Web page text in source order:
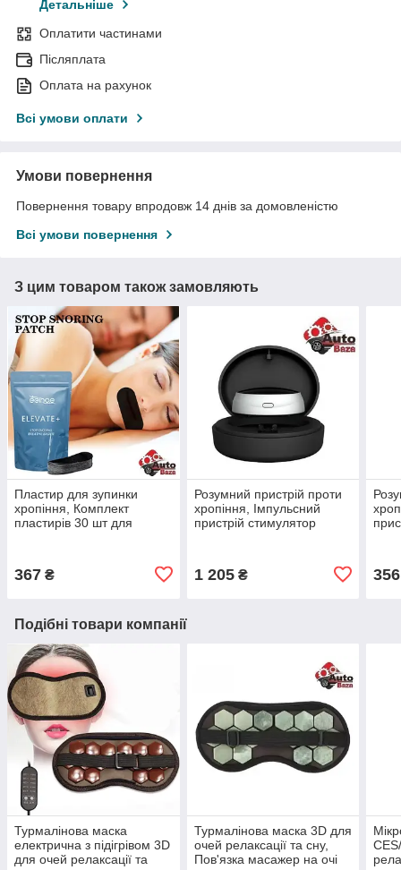
Детальніше
Оплатити частинами
Післяплата
Оплата на рахунок
Всі умови оплати
Умови повернення
Повернення товару впродовж 14 днів за домовленістю
Всі умови повернення
З цим товаром також замовляють
Пластир для зупинки
хропіння, Комплект
пластирів 30 шт для
367 ₴
Розумний пристрій проти
хропіння, Імпульсний
пристрій cтимулятор
1 205₴ 356
Подібні товари компанії
Турмалінова маска
електрична з підігрівом 3D
для очей релаксації та
Турмалінова маска 3D для
очей релаксації та сну,
Пов'язка масажер на очі